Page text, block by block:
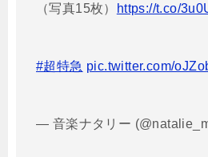
（写真15枚）
https://t.co/
#超特急 pic.twitter.com/
— 音楽ナタリー